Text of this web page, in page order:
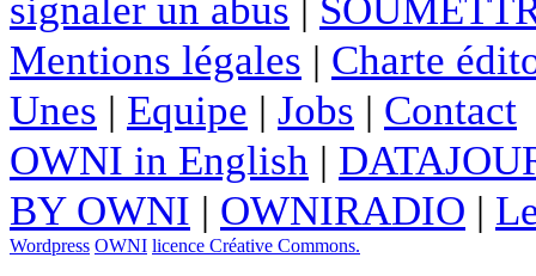
signaler un abus |
Mentions légales | Charte
Unes | Equipe | Jobs | Contact
OWNI in English |
BY OWNI | OWNIRADIO |
Wordpress OWNI licence Créative Commons.